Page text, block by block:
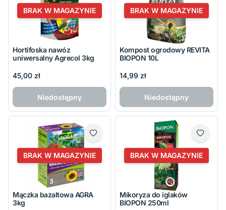
BRAK W MAGAZYNIE
Hortifoska nawóz
uniwersalny Agrecol 3kg
45,00 zł
Niedostępny
BRAK W MAGAZYNIE
Kompost ogrodowy REVITA
BIOPON 10L
14,99 zł
Niedostępny
BRAK W MAGAZYNIE
Mączka bazaltowa AGRA
3kg
BRAK W MAGAZYNIE
Mikoryza do iglaków
BIOPON 250ml